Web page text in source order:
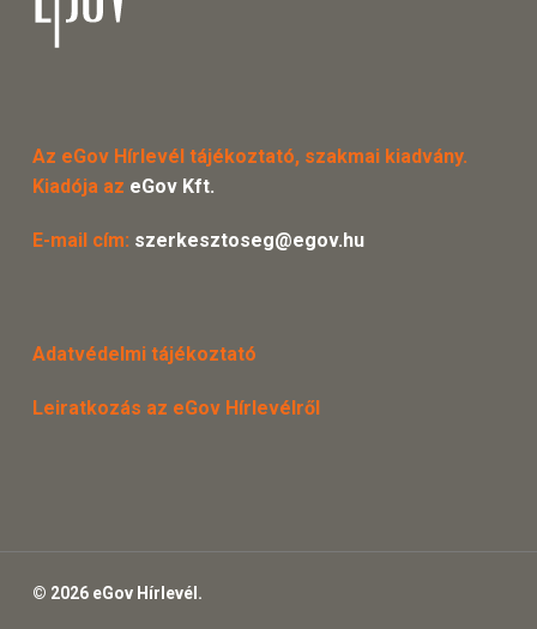
Az eGov Hírlevél tájékoztató, szakmai kiadvány.
Kiadója az eGov Kft.
E-mail cím: szerkesztoseg@egov.hu
Adatvédelmi tájékoztató
Leiratkozás az eGov Hírlevélről
© 2026 eGov Hírlevél.